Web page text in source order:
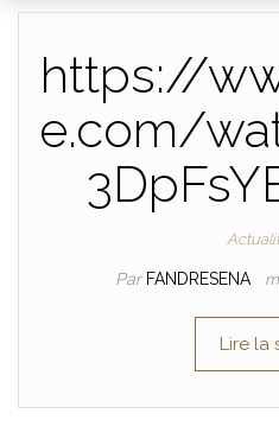
https://
e.com/
Par FANDRESENA
Lire la